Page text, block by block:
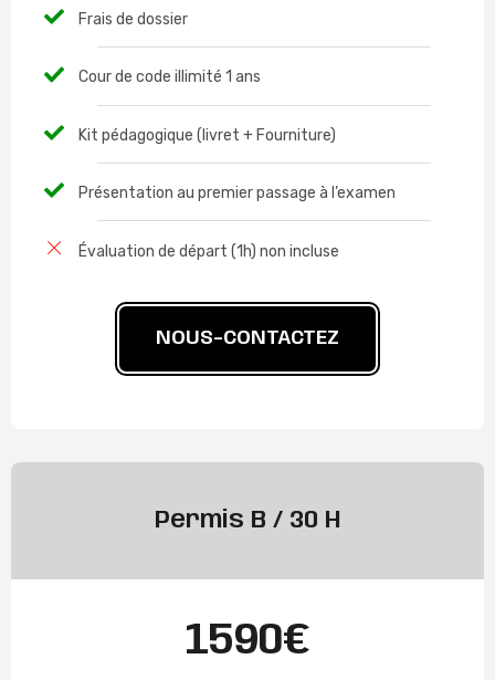
Frais de dossier
Cour de code illimité 1 ans
Kit pédagogique (livret + Fourniture)
Présentation au premier passage à l’examen
Évaluation de départ (1h) non incluse
NOUS-CONTACTEZ
Permis B / 30 H
1590€